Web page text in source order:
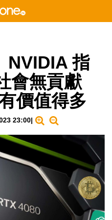
NVIDIA 指
會無貢獻
價值得多
23:00|